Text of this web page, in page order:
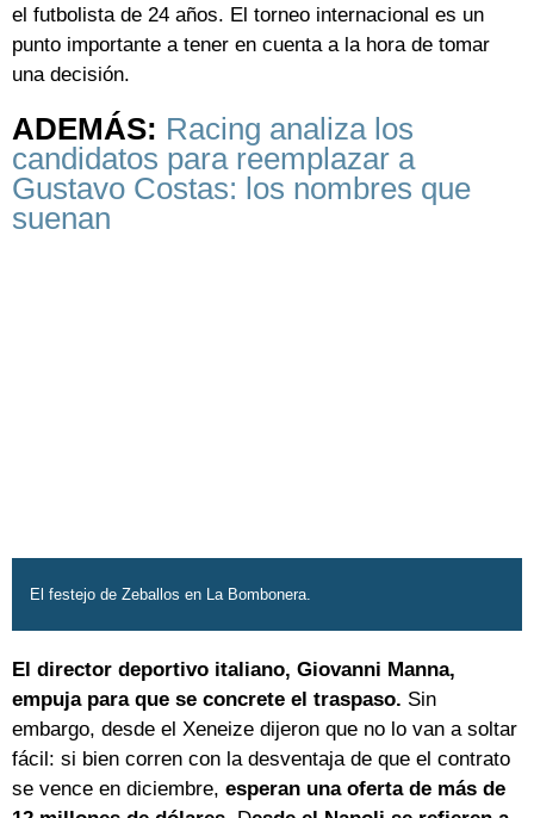
el futbolista de 24 años. El torneo internacional es un
punto importante a tener en cuenta a la hora de tomar
una decisión.
ADEMÁS: Racing analiza los
candidatos para reemplazar a
Gustavo Costas: los nombres que
suenan
El festejo de Zeballos en La Bombonera.
El director deportivo italiano, Giovanni Manna,
empuja para que se concrete el traspaso. Sin
embargo, desde el Xeneize dijeron que no lo van a soltar
fácil: si bien corren con la desventaja de que el contrato
se vence en diciembre, esperan una oferta de más de